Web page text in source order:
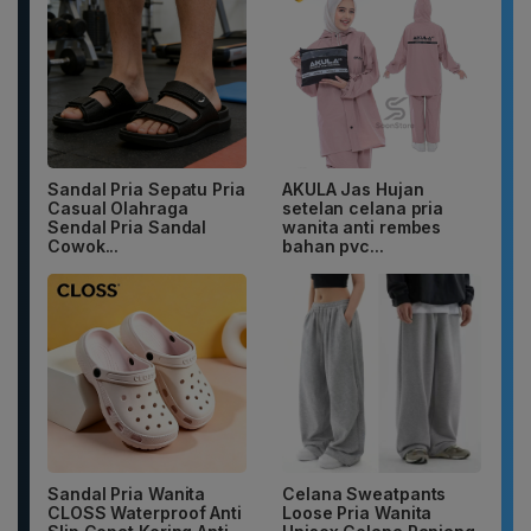
Sandal Pria Sepatu Pria
Casual Olahraga
Sendal Pria Sandal
Cowok...
AKULA Jas Hujan
setelan celana pria
wanita anti rembes
bahan pvc...
Sandal Pria Wanita
CLOSS Waterproof Anti
Celana Sweatpants
Loose Pria Wanita